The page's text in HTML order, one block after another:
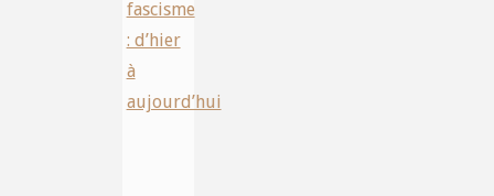
fascisme
: d’hier
à
aujourd’hui